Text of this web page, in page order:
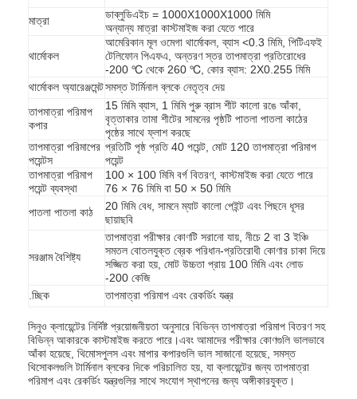
মাত্রা
ডাব্লুডিএইচ = 1000X1000X1000 মিমি
অন্যান্য মাত্রা কাস্টমাইজ করা যেতে পারে
থার্মোকল
আমেরিকান মূল ওমেগা থার্মোকল, ব্যাস <0.3 মিমি, পিটিএফই
টেলিফোন পিএফএ, অন্তরণ স্তর তাপমাত্রা প্রতিরোধের
-200 ℃ থেকে 260 ℃, কোর ব্যাস: 2X0.255 মিমি
থার্মোকল অ্যারেঞ্জমেন্টসমস্ত টার্মিনাল ব্লকে নেতৃত্ব দেয়
তাপমাত্রা পরিমাপ
কপার
15 মিমি ব্যাস, 1 মিমি পুরু ব্রাস শীট কালো রঙে আঁকা,
বৃত্তাকার তামা শীটের সামনের পৃষ্ঠটি পাতলা পাতলা কাঠের
পৃষ্ঠের সাথে ফ্লাশ করছে
তাপমাত্রা পরিমাপের
পয়েন্টস
প্রতিটি পৃষ্ঠ প্রতি 40 পয়েন্ট, মোট 120 তাপমাত্রা পরিমাপ
পয়েন্ট
তাপমাত্রা পরিমাপ
পয়েন্ট ব্যবস্থা
100 × 100 মিমি বর্গ বিতরণ, কাস্টমাইজ করা যেতে পারে
76 × 76 মিমি বা 50 × 50 মিমি
পাতলা পাতলা কাঠ
20 মিমি বেধ, সামনে ম্যাট কালো পেইন্ট এবং পিছনে ধূসর
ছায়াছবি
সরঞ্জাম বৈশিষ্ট্য
তাপমাত্রা পরীক্ষার কোণটি সরানো যায়, নীচে 2 বা 3 ইঞ্চি
সমতল বোতলযুক্ত ব্রেক পরিধান-প্রতিরোধী কোণার চাকা দিয়ে
সজ্জিত করা হয়, মোট উচ্চতা প্রায় 100 মিমি এবং লোড
-200 কেজি
.চ্ছিক
তাপমাত্রা পরিমাপ এবং রেকর্ডিং যন্ত্র
সিনুও ক্লায়েন্টের নির্দিষ্ট প্রয়োজনীয়তা অনুসারে বিভিন্ন তাপমাত্রা পরিমাপ বিতরণ সহ
বিভিন্ন আকারকে কাস্টমাইজ করতে পারে।এবং আমাদের পরীক্ষার কোণগুলি ভালভাবে
আঁকা হয়েছে, থিমোসপুলস এবং মাপার কপারগুলি ভাল সাজানো হয়েছে, সমস্ত
থিসোকলগুলি টার্মিনাল ব্লকের দিকে পরিচালিত হয়, যা ক্লায়েন্টের জন্য তাপমাত্রা
পরিমাপ এবং রেকর্ডিং যন্ত্রগুলির সাথে সংযোগ স্থাপনের জন্য অঙ্গীকারযুক্ত।